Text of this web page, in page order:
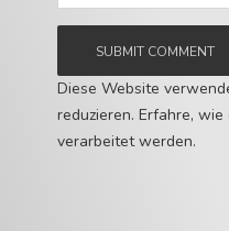
Diese Website
reduzieren. Erfahre, wie
verarbeitet werden.